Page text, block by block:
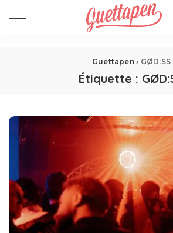
Guettapen› GØD:SS
Étiquette :